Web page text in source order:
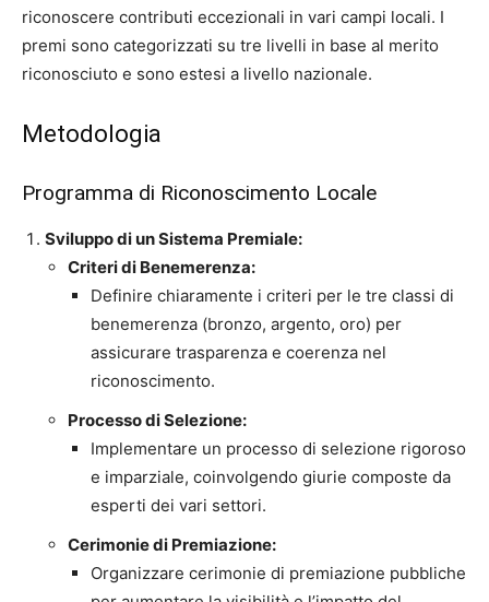
riconoscere contributi eccezionali in vari campi locali. I
premi sono categorizzati su tre livelli in base al merito
riconosciuto e sono estesi a livello nazionale.
Metodologia
Programma di Riconoscimento Locale
Sviluppo di un Sistema Premiale:
Criteri di Benemerenza:
Definire chiaramente i criteri per le tre classi di
benemerenza (bronzo, argento, oro) per
assicurare trasparenza e coerenza nel
riconoscimento.
Processo di Selezione:
Implementare un processo di selezione rigoroso
e imparziale, coinvolgendo giurie composte da
esperti dei vari settori.
Cerimonie di Premiazione:
Organizzare cerimonie di premiazione pubbliche